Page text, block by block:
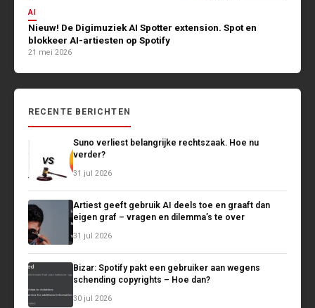
AI
Nieuw! De Digimuziek AI Spotter extension. Spot en
blokkeer AI-artiesten op Spotify
21 mei 2026
RECENTE BERICHTEN
Suno verliest belangrijke rechtszaak. Hoe nu
verder?
31 jul 2026
Artiest geeft gebruik AI deels toe en graaft dan
eigen graf – vragen en dilemma’s te over
31 jul 2026
Bizar: Spotify pakt een gebruiker aan wegens
schending copyrights – Hoe dan?
30 jul 2026